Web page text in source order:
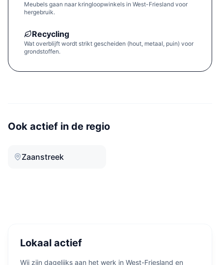
Meubels gaan naar kringloopwinkels in West-Friesland voor
hergebruik.
Recycling
Wat overblijft wordt strikt gescheiden (hout, metaal, puin) voor
grondstoffen.
Ook actief in de regio
Zaanstreek
Lokaal actief
Wij zijn dagelijks aan het werk in West-Friesland en